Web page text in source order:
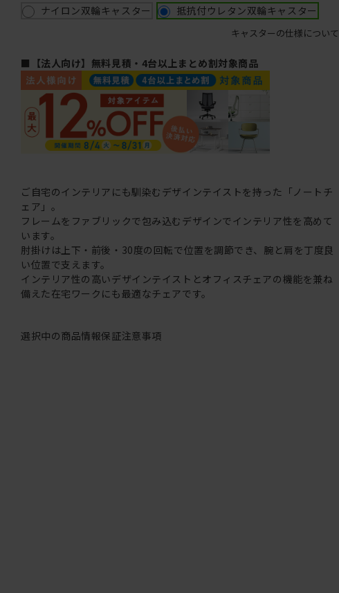
ナイロン双輪キャスター 抵抗付ウレタン双輪キャスター
キャスターの仕様について
■【法人向け】無料見積・4台以上まとめ割対象商品
ご自宅のインテリアにも馴染むデザインテイストを持った「ノートチ
ェア」。
フレームをファブリックで包み込むデザインでインテリア性を高めて
います。
肘掛けは上下・前後・30度の回転で位置を調節でき、腕と肩を丁度良
い位置で支えます。
インテリア性の高いデザインテイストとオフィスチェアの機能を兼ね
備えた在宅ワークにも最適なチェアです。
選択中の商品情報保証注意事項